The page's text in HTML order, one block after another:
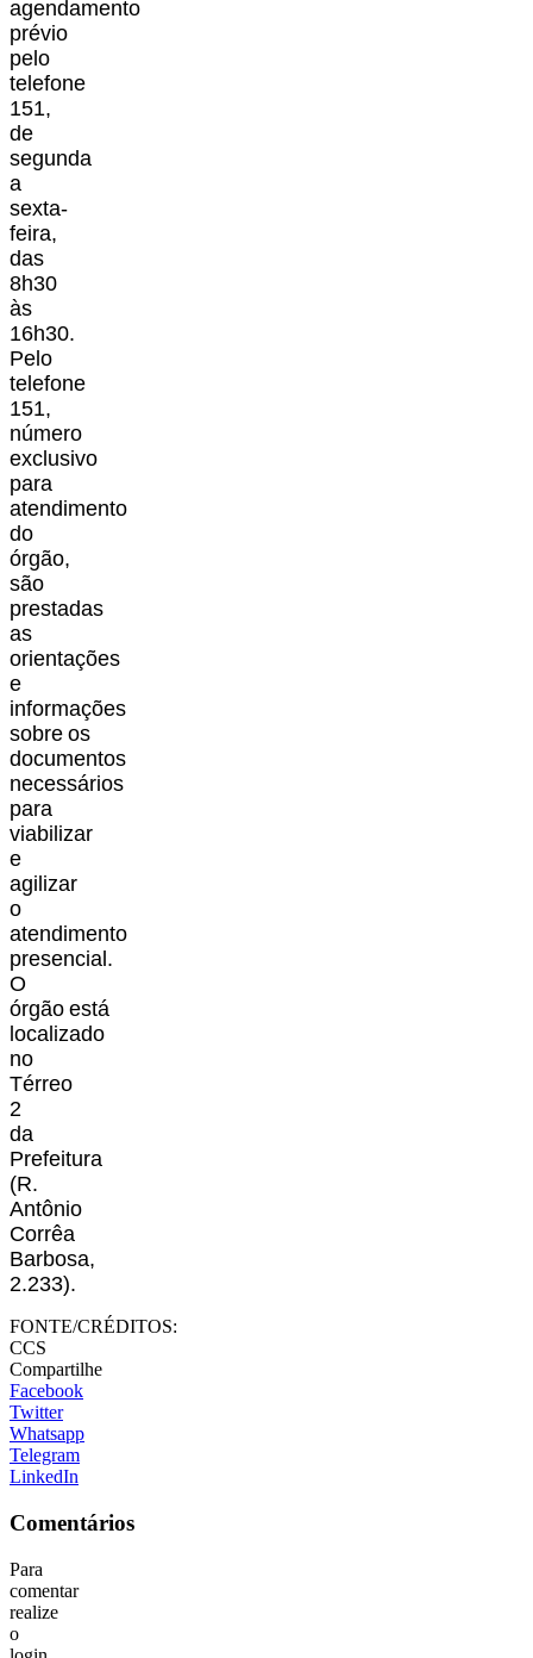
agendamento
prévio
pelo
telefone
151,
de
segunda
a
sexta-
feira,
das
8h30
às
16h30.
Pelo
telefone
151,
número
exclusivo
para
atendimento
do
órgão,
são
prestadas
as
orientações
e
informações
sobre os
documentos
necessários
para
viabilizar
e
agilizar
o
atendimento
presencial.
O
órgão está
localizado
no
Térreo
2
da
Prefeitura
(R.
Antônio
Corrêa
Barbosa,
2.233).
FONTE/CRÉDITOS:
CCS
Compartilhe
Facebook
Twitter
Whatsapp
Telegram
LinkedIn
Comentários
Para
comentar
realize
o